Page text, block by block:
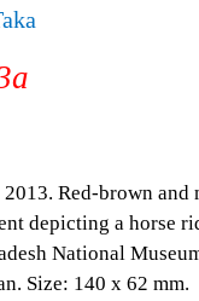
Red-brown and
depicting a horse
National
Size: 140 x 62 mm.